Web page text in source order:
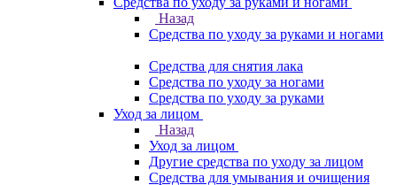
Назад
Средства по уходу за руками и ногами
Средства для снятия лака
Средства по уходу за ногами
Средства по уходу за руками
Уход за лицом
Назад
Уход за лицом
Другие средства по уходу за лицом
Средства для умывания и очищения